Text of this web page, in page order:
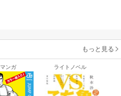
もっと見る
ンガ ライトノベル